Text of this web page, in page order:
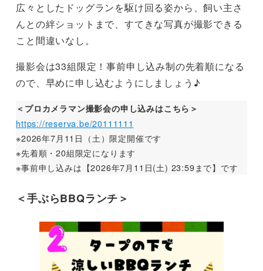
広々としたドッグランを駆け回る姿から、飼い主さ
んとの絆ショットまで、すてきな写真が撮影できる
こと間違いなし。
撮影会は33組限定！事前申し込み制の先着順になる
ので、早めに申し込むようにしましょう♪
＜プロカメラマン撮影会の申し込みはこちら＞
https://reserva.be/20111111
※2026年7月11日（土）限定開催です
※先着順・20組限定になります
※事前申し込みは【2026年7月11日(土) 23:59まで】です
＜手ぶらBBQランチ＞